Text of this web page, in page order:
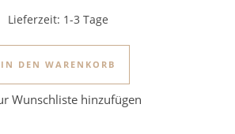
Lieferzeit: 1-3 Tage
IN DEN WARENKORB